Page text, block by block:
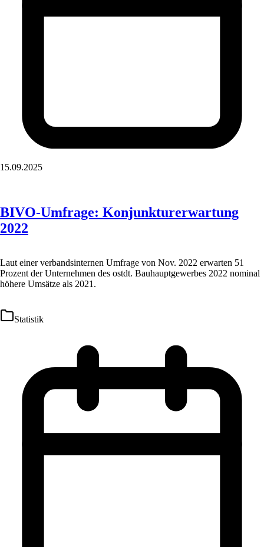
15.09.2025
BIVO-Umfrage: Konjunkturerwartung
2022
Laut einer verbandsinternen Umfrage von Nov. 2022 erwarten 51
Prozent der Unternehmen des ostdt. Bauhauptgewerbes 2022 nominal
höhere Umsätze als 2021.
Statistik